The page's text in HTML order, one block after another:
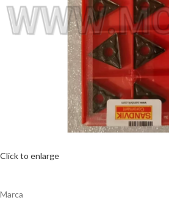
Click to enlarge
Marca